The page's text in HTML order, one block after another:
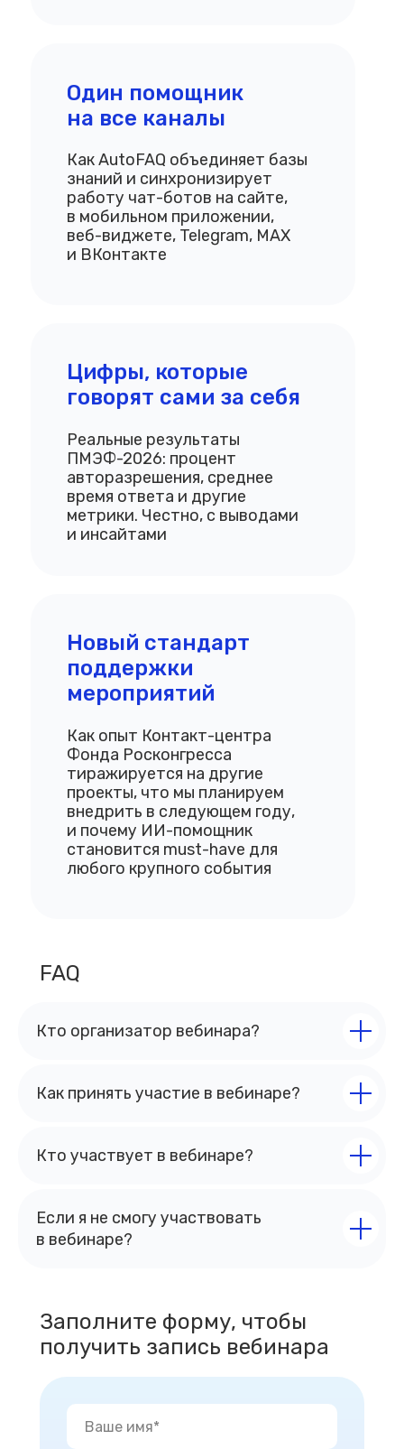
Как AutoFAQ объединяет базы
знаний и синхронизирует
работу чат-ботов на сайте,
в мобильном приложении,
веб-виджете, Telegram, MAX
и ВКонтакте
Один помощник
на все каналы
Реальные результаты
ПМЭФ-2026: процент
авторазрешения, среднее
время ответа и другие
метрики. Честно, с выводами
и инсайтами
Цифры, которые
говорят сами за себя
Как опыт Контакт-центра
Фонда Росконгресса
тиражируется на другие
проекты, что мы планируем
внедрить в следующем году,
и почему ИИ-помощник
становится must-have для
любого крупного события
Новый стандарт
поддержки
мероприятий
FAQ
Кто организатор вебинара?
Как принять участие в вебинаре?
Кто участвует в вебинаре?
Если я не смогу участвовать
в вебинаре?
Заполните форму, чтобы
получить запись вебинара